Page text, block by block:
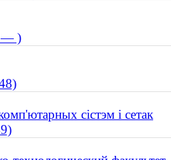
)
сістэм і сетак